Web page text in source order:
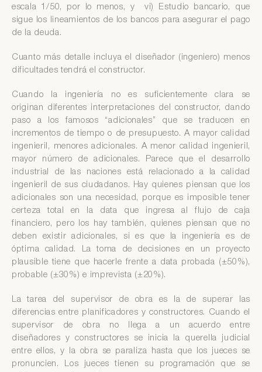
escala 1/50, por lo menos, y vi) Estudio bancario, que
sigue los lineamientos de los bancos para asegurar el pago
de la deuda.
Cuanto más detalle incluya el diseñador (ingeniero) menos
dificultades tendrá el constructor.
Cuando la ingeniería no es suficientemente clara se
originan diferentes interpretaciones del constructor, dando
paso a los famosos “adicionales” que se traducen en
incrementos de tiempo o de presupuesto. A mayor calidad
ingenieril, menores adicionales. A menor calidad ingenieril,
mayor número de adicionales. Parece que el desarrollo
industrial de las naciones está relacionado a la calidad
ingenieril de sus ciudadanos. Hay quienes piensan que los
adicionales son una necesidad, porque es imposible tener
certeza total en la data que ingresa al flujo de caja
financiero, pero los hay también, quienes piensan que no
deben existir adicionales, si es que la ingeniería es de
óptima calidad. La toma de decisiones en un proyecto
plausible tiene que hacerle frente a data probada (±50%),
probable (±30%) e imprevista (±20%).
La tarea del supervisor de obra es la de superar las
diferencias entre planificadores y constructores. Cuando el
supervisor de obra no llega a un acuerdo entre
diseñadores y constructores se inicia la querella judicial
entre ellos, y la obra se paraliza hasta que los jueces se
pronuncien. Los jueces tienen su programación que se